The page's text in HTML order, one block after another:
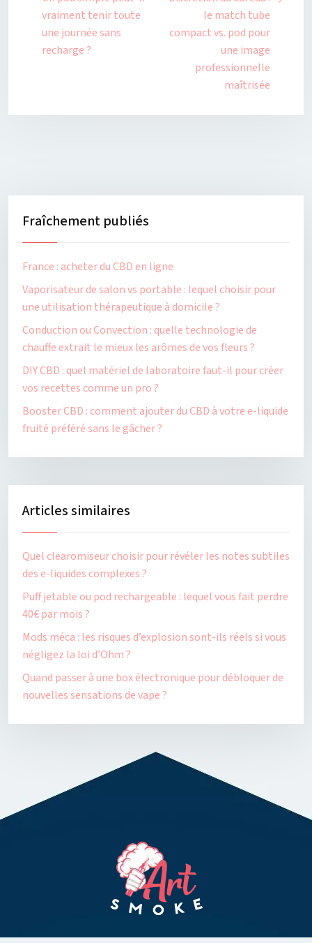
vraiment tenir toute
une journée sans
recharge ?
le match tube
compact vs. pod pour
une image
professionnelle
maîtrisée
Fraîchement publiés
France : acheter du CBD en ligne
Vaporisateur de salon vs portable : lequel choisir pour
une utilisation thérapeutique à domicile ?
Conduction ou Convection : quelle technologie de
chauffe extrait le mieux les arômes de vos fleurs ?
DIY CBD : quel matériel de laboratoire faut-il pour créer
vos recettes comme un pro ?
Booster CBD : comment ajouter du CBD à votre e-liquide
fruité préféré sans le gâcher ?
Articles similaires
Quel clearomiseur choisir pour révéler les notes subtiles
des e-liquides complexes ?
Puff jetable ou pod rechargeable : lequel vous fait perdre
40€ par mois ?
Mods méca : les risques d’explosion sont-ils réels si vous
négligez la loi d’Ohm ?
Quand passer à une box électronique pour débloquer de
nouvelles sensations de vape ?